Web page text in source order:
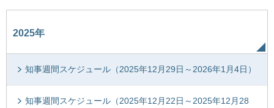
2025年
知事週間スケジュール（2025年12月29日～2026年1月4日）
知事週間スケジュール（2025年12月22日～2025年12月28